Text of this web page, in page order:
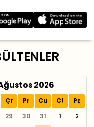
2026
Çr Pr Cu Ct
Pz
29 30 31 1
2